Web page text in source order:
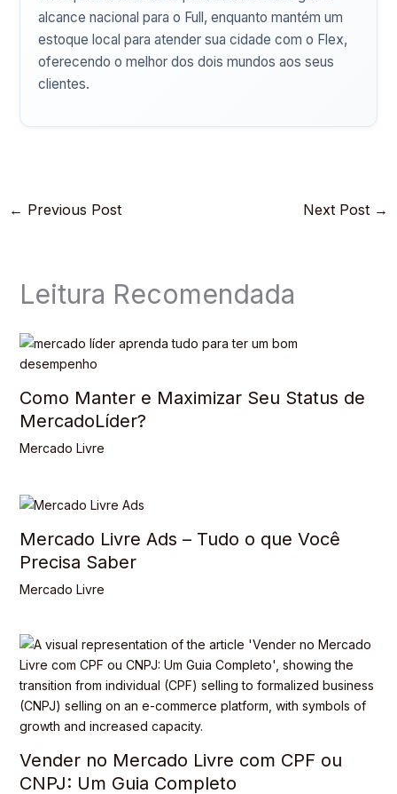
alcance nacional para o Full, enquanto mantém um
estoque local para atender sua cidade com o Flex,
oferecendo o melhor dos dois mundos aos seus
clientes.
← Previous Post Next Post →
Leitura Recomendada
Como Manter e Maximizar Seu Status de
MercadoLíder?
Mercado Livre
Mercado Livre Ads – Tudo o que Você
Precisa Saber
Mercado Livre
Vender no Mercado Livre com CPF ou
CNPJ: Um Guia Completo